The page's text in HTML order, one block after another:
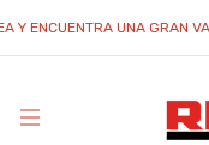
ENCUENTRA UNA GRAN